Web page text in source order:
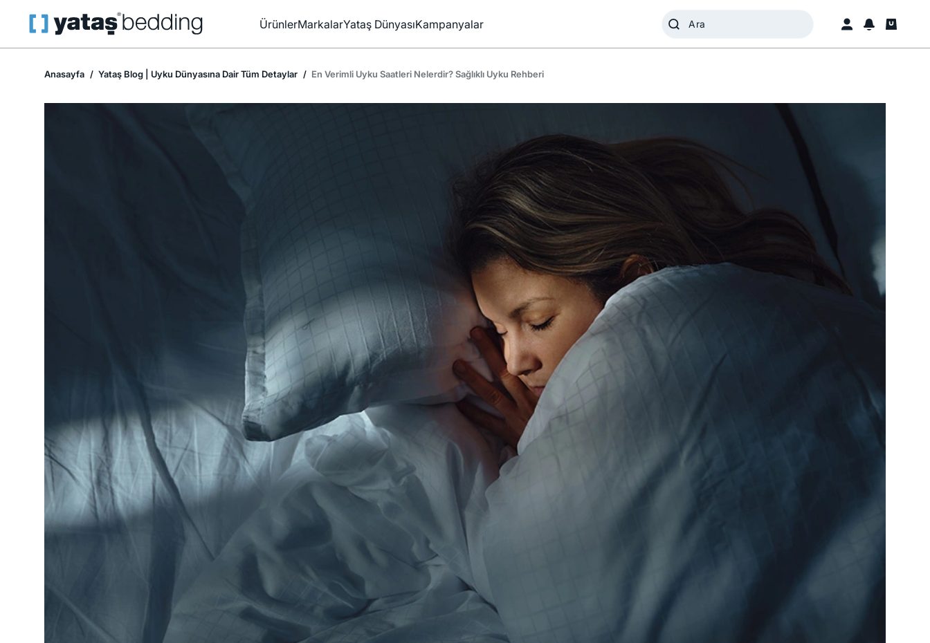
ÜrünlerMarkalarYataş DünyasıKampanyalar
Anasayfa Yataş Blog | Uyku Dünyasına Dair Tüm Detaylar En Verimli Uyku Saatleri Nelerdir? Sağlıklı Uyku Rehberi